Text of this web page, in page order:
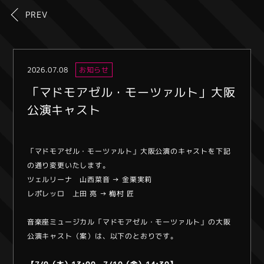
PREV
2026.07.08 お知らせ
「マドモアゼル・モーツァルト」大阪
公演キャスト
「マドモアゼル・モーツァルト」大阪公演のキャストを下記
の通り変更いたします。
ツェルリーナ 山西菜音 → 金栗実莉
レポレッロ 上田 亮 → 梅村 匠
音楽座ミュージカル「マドモアゼル・モーツァルト」の大阪
公演キャスト（案）は、以下のとおりです。